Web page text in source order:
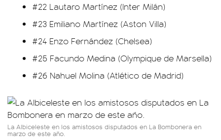
#22 Lautaro Martínez (Inter Milán)
#23 Emiliano Martínez (Aston Villa)
#24 Enzo Fernández (Chelsea)
#25 Facundo Medina (Olympique de Marsella)
#26 Nahuel Molina (Atlético de Madrid)
La Albiceleste en los amistosos disputados en La Bombonera en
marzo de este año.